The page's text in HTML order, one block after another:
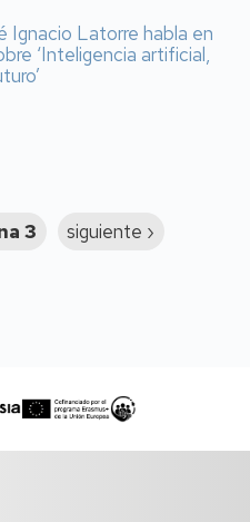
Ignacio Latorre habla en
‘Inteligencia artificial,
3
Siguiente
siguiente ›